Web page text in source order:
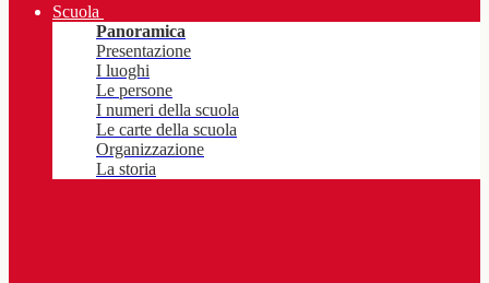
Scuola
Panoramica
Presentazione
I luoghi
Le persone
I numeri della scuola
Le carte della scuola
Organizzazione
La storia